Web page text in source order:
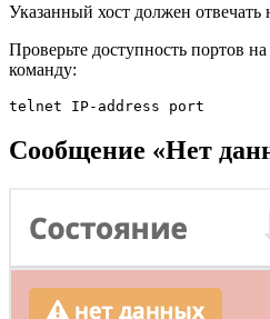
Указанный хост должен отвечать
Проверьте доступность портов
команду:
telnet IP-address port
Сообщение «Нет